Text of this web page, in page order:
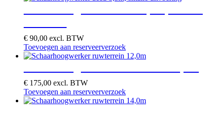
€ 90,00 excl. BTW
Toevoegen aan reserveerverzoek
€ 175,00 excl. BTW
Toevoegen aan reserveerverzoek